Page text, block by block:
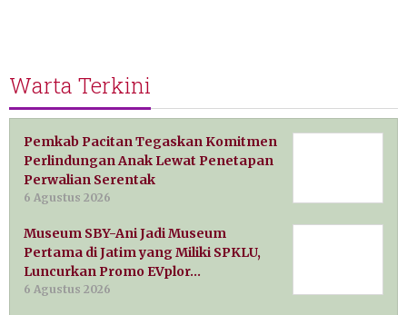
Warta Terkini
Pemkab Pacitan Tegaskan Komitmen
Perlindungan Anak Lewat Penetapan
Perwalian Serentak
6 Agustus 2026
Museum SBY-Ani Jadi Museum
Pertama di Jatim yang Miliki SPKLU,
Luncurkan Promo EVplor…
6 Agustus 2026